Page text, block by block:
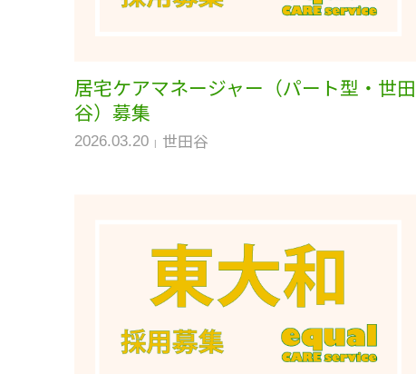
居宅ケアマネージャー（パート型・世田
谷）募集
2026.03.20 世田谷